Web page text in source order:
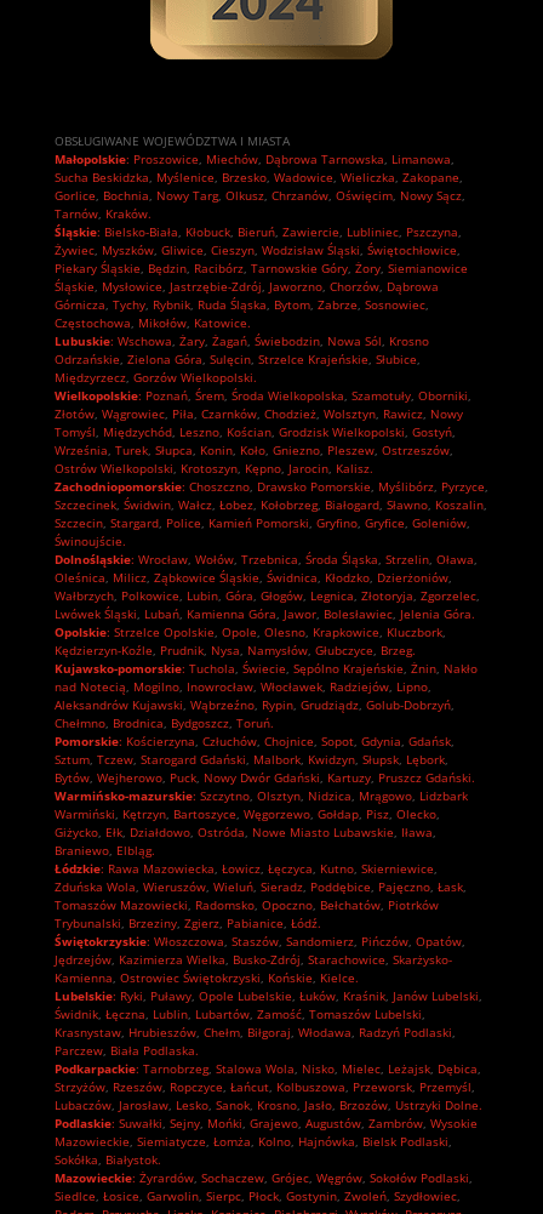
OBSŁUGIWANE WOJEWÓDZTWA I MIASTA
Małopolskie: Proszowice, Miechów, Dąbrowa Tarnowska, Limanowa,
Sucha Beskidzka, Myślenice, Brzesko, Wadowice, Wieliczka, Zakopane,
Gorlice, Bochnia, Nowy Targ, Olkusz, Chrzanów, Oświęcim, Nowy Sącz,
Tarnów, Kraków.
Śląskie: Bielsko-Biała, Kłobuck, Bieruń, Zawiercie, Lubliniec, Pszczyna,
Żywiec, Myszków, Gliwice, Cieszyn, Wodzisław Śląski, Świętochłowice,
Piekary Śląskie, Będzin, Racibórz, Tarnowskie Góry, Żory, Siemianowice
Śląskie, Mysłowice, Jastrzębie-Zdrój, Jaworzno, Chorzów, Dąbrowa
Górnicza, Tychy, Rybnik, Ruda Śląska, Bytom, Zabrze, Sosnowiec,
Częstochowa, Mikołów, Katowice.
Lubuskie: Wschowa, Żary, Żagań, Świebodzin, Nowa Sól, Krosno
Odrzańskie, Zielona Góra, Sulęcin, Strzelce Krajeńskie, Słubice,
Międzyrzecz, Gorzów Wielkopolski.
Wielkopolskie: Poznań, Śrem, Środa Wielkopolska, Szamotuły, Oborniki,
Złotów, Wągrowiec, Piła, Czarnków, Chodzież, Wolsztyn, Rawicz, Nowy
Tomyśl, Międzychód, Leszno, Kościan, Grodzisk Wielkopolski, Gostyń,
Września, Turek, Słupca, Konin, Koło, Gniezno, Pleszew, Ostrzeszów,
Ostrów Wielkopolski, Krotoszyn, Kępno, Jarocin, Kalisz.
Zachodniopomorskie: Choszczno, Drawsko Pomorskie, Myślibórz, Pyrzyce,
Szczecinek, Świdwin, Wałcz, Łobez, Kołobrzeg, Białogard, Sławno, Koszalin,
Szczecin, Stargard, Police, Kamień Pomorski, Gryfino, Gryfice, Goleniów,
Świnoujście.
Dolnośląskie: Wrocław, Wołów, Trzebnica, Środa Śląska, Strzelin, Oława,
Oleśnica, Milicz, Ząbkowice Śląskie, Świdnica, Kłodzko, Dzierżoniów,
Wałbrzych, Polkowice, Lubin, Góra, Głogów, Legnica, Złotoryja, Zgorzelec,
Lwówek Śląski, Lubań, Kamienna Góra, Jawor, Bolesławiec, Jelenia Góra.
Opolskie: Strzelce Opolskie, Opole, Olesno, Krapkowice, Kluczbork,
Kędzierzyn-Koźle, Prudnik, Nysa, Namysłów, Głubczyce, Brzeg.
Kujawsko-pomorskie: Tuchola, Świecie, Sępólno Krajeńskie, Żnin, Nakło
nad Notecią, Mogilno, Inowrocław, Włocławek, Radziejów, Lipno,
Aleksandrów Kujawski, Wąbrzeźno, Rypin, Grudziądz, Golub-Dobrzyń,
Chełmno, Brodnica, Bydgoszcz, Toruń.
Pomorskie: Kościerzyna, Człuchów, Chojnice, Sopot, Gdynia, Gdańsk,
Sztum, Tczew, Starogard Gdański, Malbork, Kwidzyn, Słupsk, Lębork,
Bytów, Wejherowo, Puck, Nowy Dwór Gdański, Kartuzy, Pruszcz Gdański.
Warmińsko-mazurskie: Szczytno, Olsztyn, Nidzica, Mrągowo, Lidzbark
Warmiński, Kętrzyn, Bartoszyce, Węgorzewo, Gołdap, Pisz, Olecko,
Giżycko, Ełk, Działdowo, Ostróda, Nowe Miasto Lubawskie, Iława,
Braniewo, Elbląg.
Łódzkie: Rawa Mazowiecka, Łowicz, Łęczyca, Kutno, Skierniewice,
Zduńska Wola, Wieruszów, Wieluń, Sieradz, Poddębice, Pajęczno, Łask,
Tomaszów Mazowiecki, Radomsko, Opoczno, Bełchatów, Piotrków
Trybunalski, Brzeziny, Zgierz, Pabianice, Łódź.
Świętokrzyskie: Włoszczowa, Staszów, Sandomierz, Pińczów, Opatów,
Jędrzejów, Kazimierza Wielka, Busko-Zdrój, Starachowice, Skarżysko-
Kamienna, Ostrowiec Świętokrzyski, Końskie, Kielce.
Lubelskie: Ryki, Puławy, Opole Lubelskie, Łuków, Kraśnik, Janów Lubelski,
Świdnik, Łęczna, Lublin, Lubartów, Zamość, Tomaszów Lubelski,
Krasnystaw, Hrubieszów, Chełm, Biłgoraj, Włodawa, Radzyń Podlaski,
Parczew, Biała Podlaska.
Podkarpackie: Tarnobrzeg, Stalowa Wola, Nisko, Mielec, Leżajsk, Dębica,
Strzyżów, Rzeszów, Ropczyce, Łańcut, Kolbuszowa, Przeworsk, Przemyśl,
Lubaczów, Jarosław, Lesko, Sanok, Krosno, Jasło, Brzozów, Ustrzyki Dolne.
Podlaskie: Suwałki, Sejny, Mońki, Grajewo, Augustów, Zambrów, Wysokie
Mazowieckie, Siemiatycze, Łomża, Kolno, Hajnówka, Bielsk Podlaski,
Sokółka, Białystok.
Mazowieckie: Żyrardów, Sochaczew, Grójec, Węgrów, Sokołów Podlaski,
Siedlce, Łosice, Garwolin, Sierpc, Płock, Gostynin, Zwoleń, Szydłowiec,